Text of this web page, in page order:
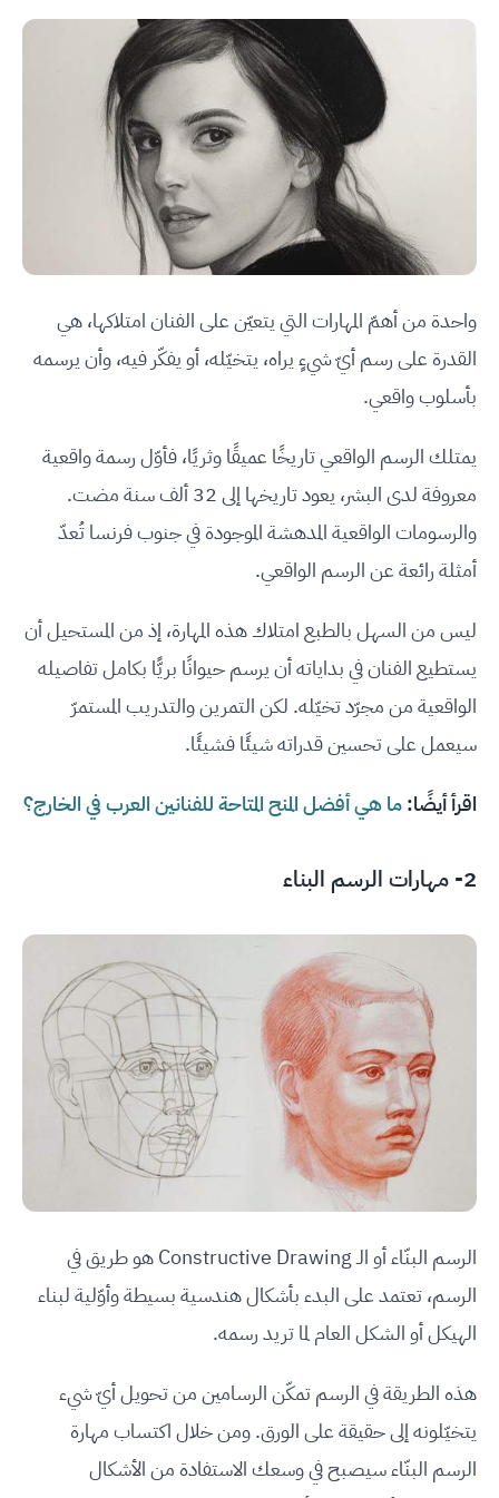
واحدة من أهمّ المهارات التي يتعيّن على الفنان امتلاكها، هي
القدرة على رسم أيّ شيءٍ يراه، يتخيّله، أو يفكّر فيه، وأن يرسمه
بأسلوب واقعي.
يمتلك الرسم الواقعي تاريخًا عميقًا وثريًا، فأوّل رسمة واقعية
معروفة لدى البشر، يعود تاريخها إلى 32 ألف سنة مضت.
والرسومات الواقعية المدهشة الموجودة في جنوب فرنسا تُعدّ
أمثلة رائعة عن الرسم الواقعي.
ليس من السهل بالطبع امتلاك هذه المهارة، إذ من المستحيل أن
يستطيع الفنان في بداياته أن يرسم حيوانًا بريًّا بكامل تفاصيله
الواقعية من مجرّد تخيّله. لكن التمرين والتدريب المستمرّ
سيعمل على تحسين قدراته شيئًا فشيئًا.
اقرأ أيضًا:ما هي أفضل المنح المتاحة للفنانين العرب في الخارج؟
2- مهارات الرسم البناء
الرسم البنّاء أو الـ Constructive Drawing هو طريق في
الرسم، تعتمد على البدء بأشكال هندسية بسيطة وأوّلية لبناء
الهيكل أو الشكل العام لما تريد رسمه.
هذه الطريقة في الرسم تمكّن الرسامين من تحويل أيّ شيء
يتخيّلونه إلى حقيقة على الورق. ومن خلال اكتساب مهارة
الرسم البنّاء سيصبح في وسعك الاستفادة من الأشكال